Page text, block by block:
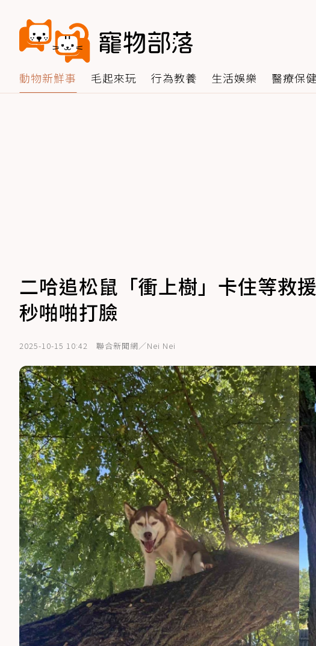
動物新鮮事 毛起來玩 行為教養 生活娛樂 醫療保健
二哈追松鼠「衝上樹」卡住等救
秒啪啪打臉
2025-10-15 10:42 聯合新聞網／Nei Nei